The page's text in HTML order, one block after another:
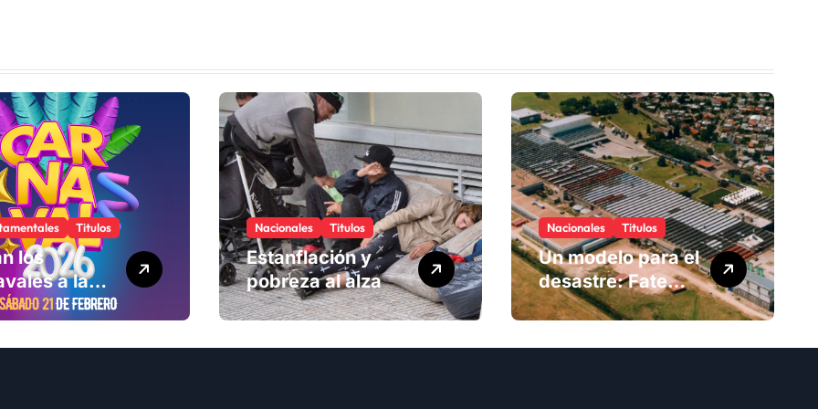
Titulos
los
a la
Nacionales Titulos
Estanflación y
pobreza al alza
Nacionales Titulos
Un modelo para el
desastre: Fate
anuncia su cierre
despide a más de